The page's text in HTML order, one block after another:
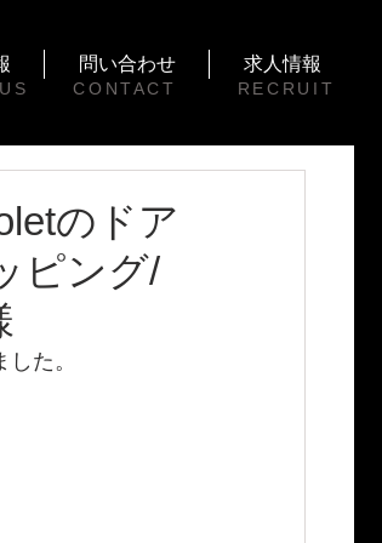
問い合わせ 求人情報
US CONTACT RECRUIT
のドア
ピング/
た。